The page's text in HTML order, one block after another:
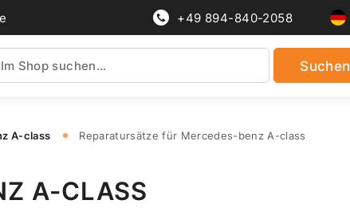
+49 894-840-2058
Suchen
A-class Reparatursätze für Mercedes-benz A-class
A-CLASS